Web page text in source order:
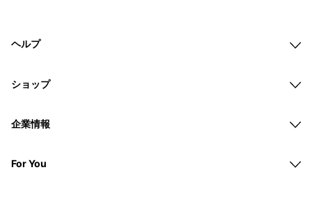
ヘルプ
ショップ
企業情報
For You